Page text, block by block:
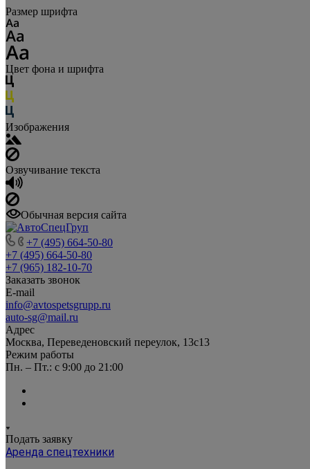
Размер шрифта
Цвет фона и шрифта
Изображения
Озвучивание текста
Обычная версия сайта
+7 (495) 664-50-80
+7 (495) 664-50-80
+7 (965) 182-10-70
Заказать звонок
E-mail
info@avtospetsgrupp.ru
auto-sg@mail.ru
Адрес
Москва, Переведеновский переулок, 13с13
Режим работы
Пн. – Пт.: с 9:00 до 21:00
Подать заявку
Аренда спецтехники